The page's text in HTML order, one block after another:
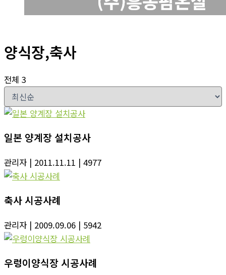
양식장,축사
전체 3
일본 양계장 설치공사
관리자 | 2011.11.11 | 4977
축사 시공사례
관리자 | 2009.09.06 | 5942
우렁이양식장 시공사례